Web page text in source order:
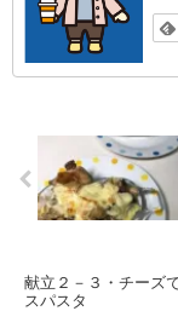
献立２－３・チーズ
スパスタ